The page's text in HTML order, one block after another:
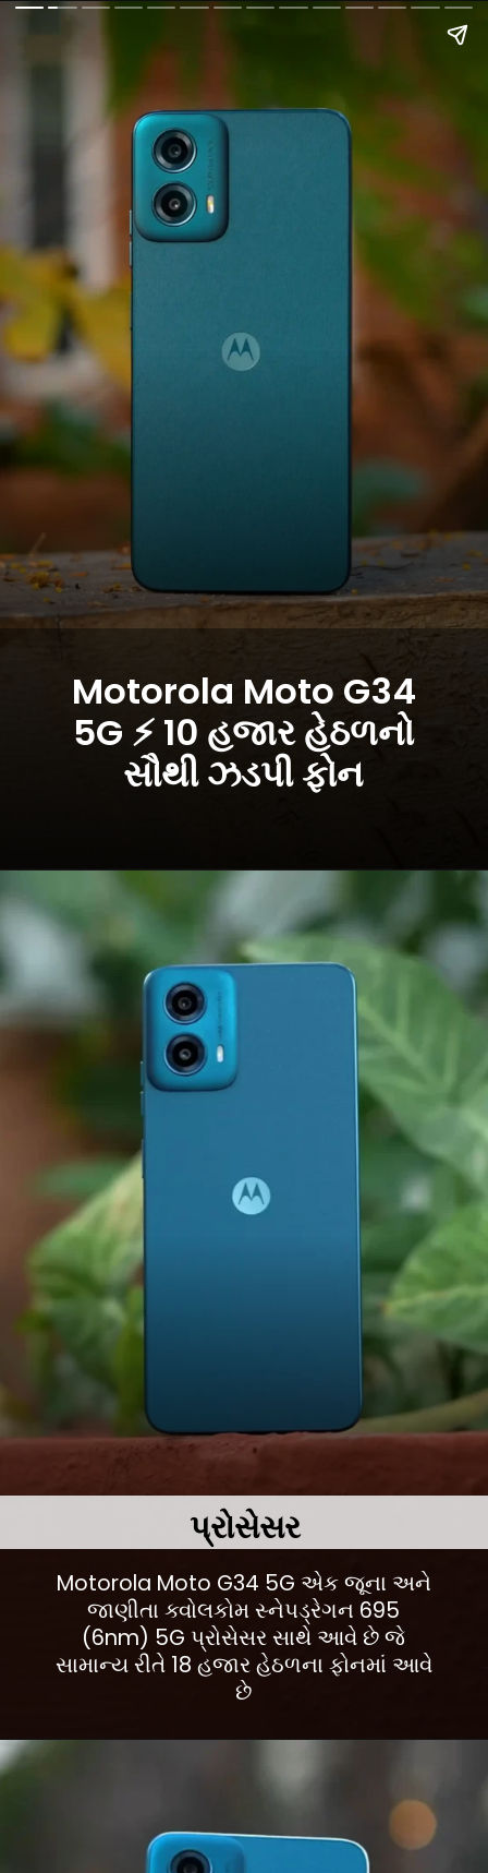
Motorola Moto G34
5G ⚡ 10 હજાર હેઠળનો
સૌથી ઝડપી ફોન
Motorola Moto G34 5G એક જૂના અને
જાણીતા ક્વોલકોમ સ્નેપડ્રેગન 695
(6nm) 5G પ્રોસેસર સાથે આવે છે જે
સામાન્ય રીતે 18 હજાર હેઠળના ફોનમાં આવે
છે
પ્રોસેસર